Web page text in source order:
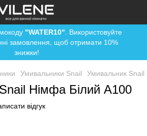
"WATER10" . Використовуйте
замовлення, щоб отримати 10%
знижки!
Умивальники Snail Умивальник
Німфа Білий А100
відгук